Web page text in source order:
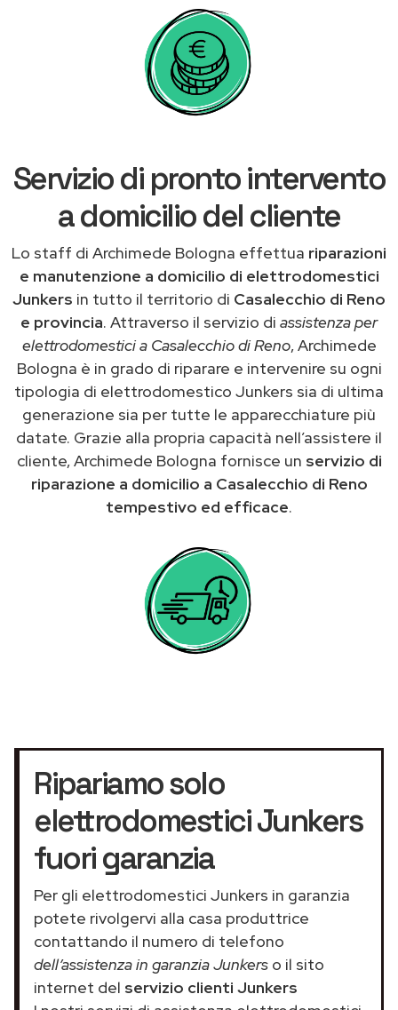
Servizio di pronto intervento
a domicilio del cliente
Lo staff di Archimede Bologna effettua riparazioni
e manutenzione a domicilio di elettrodomestici
Junkers in tutto il territorio di Casalecchio di Reno
e provincia. Attraverso il servizio di assistenza per
elettrodomestici a Casalecchio di Reno, Archimede
Bologna è in grado di riparare e intervenire su ogni
tipologia di elettrodomestico Junkers sia di ultima
generazione sia per tutte le apparecchiature più
datate. Grazie alla propria capacità nell’assistere il
cliente, Archimede Bologna fornisce un servizio di
riparazione a domicilio a Casalecchio di Reno
tempestivo ed efficace.
Ripariamo solo
elettrodomestici Junkers
fuori garanzia
Per gli elettrodomestici Junkers in garanzia
potete rivolgervi alla casa produttrice
contattando il numero di telefono
dell’assistenza in garanzia Junkers o il sito
internet del servizio clienti Junkers